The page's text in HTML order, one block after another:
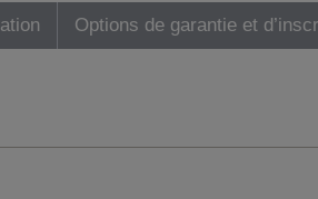
Options de garantie et